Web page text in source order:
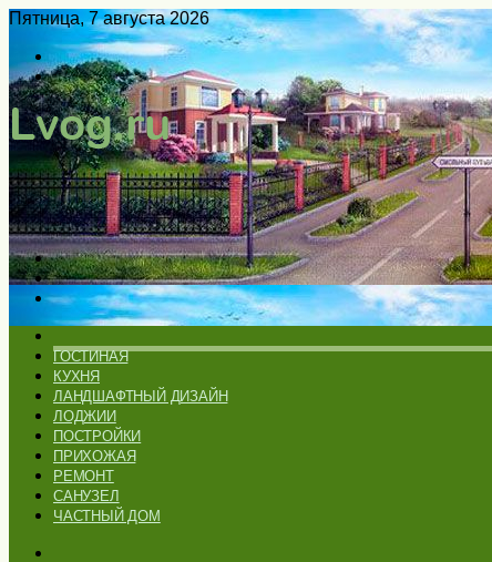
Пятница, 7 августа 2026
Войти
Switch
skin
Меню
Искать
Switch
skin
ГОСТИНАЯ
КУХНЯ
ЛАНДШАФТНЫЙ ДИЗАЙН
ЛОДЖИИ
ПОСТРОЙКИ
ПРИХОЖАЯ
РЕМОНТ
САНУЗЕЛ
ЧАСТНЫЙ ДОМ